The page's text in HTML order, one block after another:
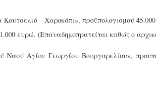
Κουτσελιό – Χαροκόπι», προϋπολογισμού
ευρώ. (Επαναδημοπρατείται καθώς ο
Ναού Αγίου Γεωργίου Βουργαρελίου»,